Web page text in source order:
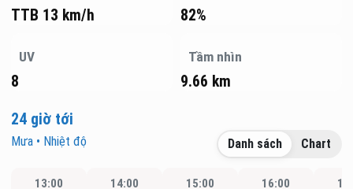
TTB 13 km/h 82%
UV
8
Tầm nhìn
9.66 km
24 giờ tới
Mưa • Nhiệt độ Danh sách Chart
13:00 14:00 15:00 16:00